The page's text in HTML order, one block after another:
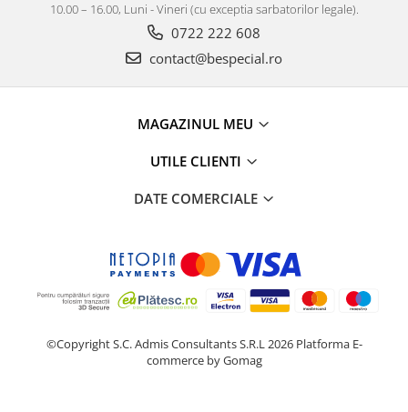
10.00 – 16.00, Luni - Vineri (cu exceptia sarbatorilor legale).
0722 222 608
contact@bespecial.ro
MAGAZINUL MEU
UTILE CLIENTI
DATE COMERCIALE
©Copyright S.C. Admis Consultants S.R.L 2026 Platforma E-
commerce by Gomag